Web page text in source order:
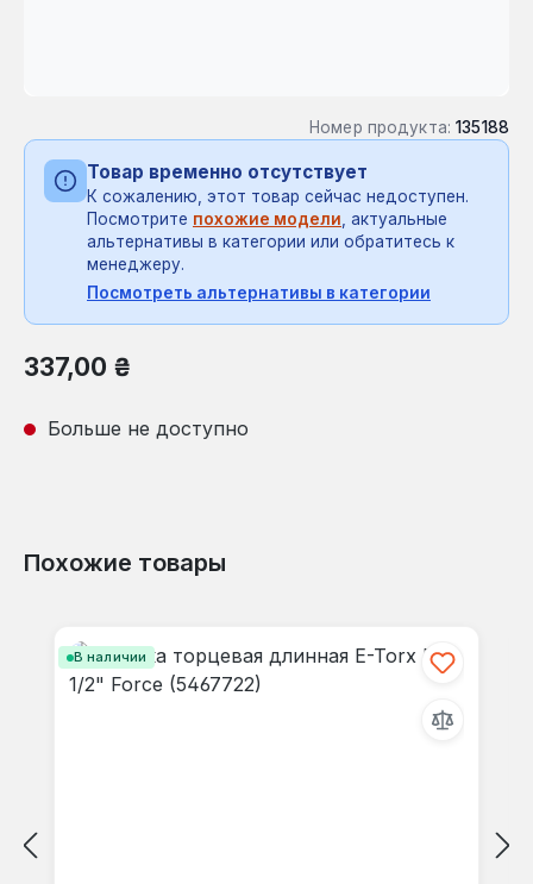
Номер продукта: 135188
Товар временно отсутствует
К сожалению, этот товар сейчас недоступен.
Посмотрите похожие модели, актуальные
альтернативы в категории или обратитесь к
менеджеру.
Посмотреть альтернативы в категории
Обычная цена:
337,00 ₴
Больше не доступно
Похожие товары
В наличии